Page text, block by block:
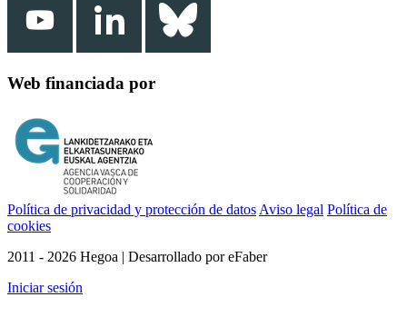
Web financiada por
Política de privacidad y protección de datos Aviso legal Política de
cookies
2011 - 2026 Hegoa | Desarrollado por eFaber
Iniciar sesión